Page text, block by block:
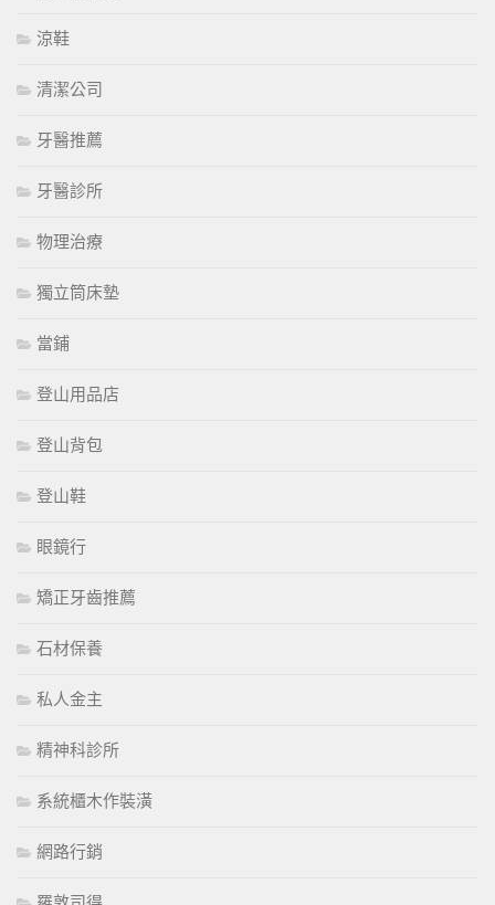
涼鞋
清潔公司
牙醫推薦
牙醫診所
物理治療
獨立筒床墊
當鋪
登山用品店
登山背包
登山鞋
眼鏡行
矯正牙齒推薦
石材保養
私人金主
精神科診所
系統櫃木作裝潢
網路行銷